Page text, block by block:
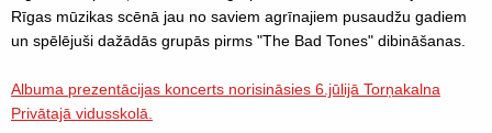
Rīgas mūzikas scēnā jau no saviem agrīnajiem pusaudžu gadiem
un spēlējuši dažādās grupās pirms "The Bad Tones" dibināšanas.
Albuma prezentācijas koncerts norisināsies 6.jūlijā Torņakalna
Privātajā vidusskolā.